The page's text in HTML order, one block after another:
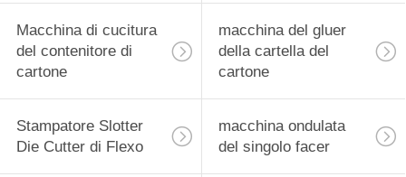
Macchina di cucitura
del contenitore di
cartone
macchina del gluer
della cartella del
cartone
Stampatore Slotter
Die Cutter di Flexo
macchina ondulata
del singolo facer